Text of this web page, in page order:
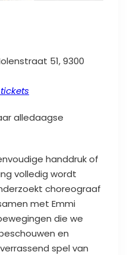
51, 9300
alledaagse
handdruk of
volledig wordt
choreograaf
met Emmi
die we
en
spel van